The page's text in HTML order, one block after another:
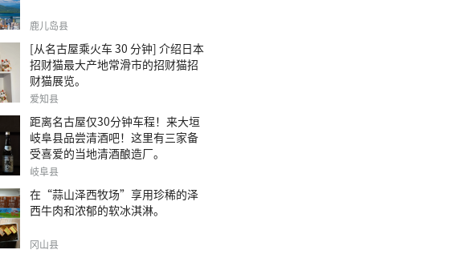
鹿儿岛县
[从名古屋乘火车 30 分钟] 介绍日本
招财猫最大产地常滑市的招财猫招
财猫展览。
爱知县
距离名古屋仅30分钟车程！来大垣
岐阜县品尝清酒吧！这里有三家备
受喜爱的当地清酒酿造厂。
岐阜县
在“蒜山泽西牧场”享用珍稀的泽
西牛肉和浓郁的软冰淇淋。
冈山县